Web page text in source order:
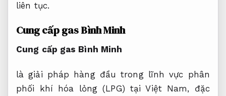
liên tục.
Cung cấp gas Bình Minh
Cung cấp gas Bình Minh
là giải pháp hàng đầu trong lĩnh vực phân
phối khí hóa lỏng (LPG) tại Việt Nam, đặc